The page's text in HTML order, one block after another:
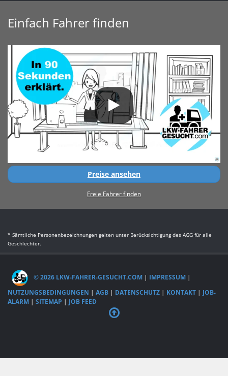
Einfach Fahrer finden
Preise ansehen
Freie Fahrer finden
* Sämtliche Personenbezeichnungen gelten unter Berücksichtigung des AGG für alle
Geschlechter.
© 2026 LKW-FAHRER-GESUCHT.COM | IMPRESSUM |
NUTZUNGSBEDINGUNGEN | AGB | DATENSCHUTZ | KONTAKT | JOB-
ALARM | SITEMAP | JOB FEED